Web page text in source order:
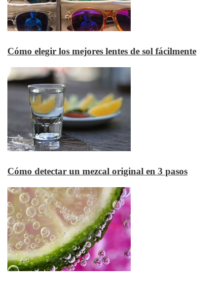
Cómo elegir los mejores lentes de sol fácilmente
Cómo detectar un mezcal original en 3 pasos